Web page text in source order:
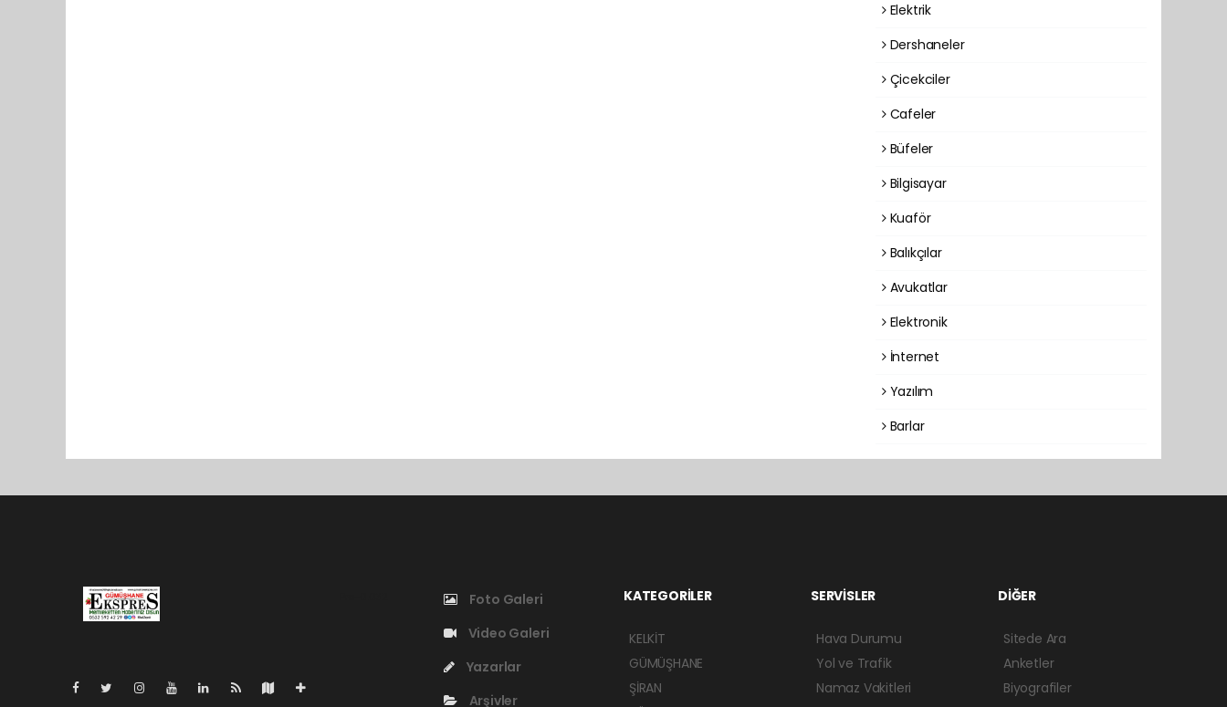
Elektrik
Dershaneler
Çicekciler
Cafeler
Büfeler
Bilgisayar
Kuaför
Balıkçılar
Avukatlar
Elektronik
İnternet
Yazılım
Barlar
Foto Galeri
Video Galeri
Yazarlar
Arşivler
KATEGORİLER
KELKİT
GÜMÜŞHANE
ŞİRAN
SERVİSLER
Hava Durumu
Yol ve Trafik
Namaz Vakitleri
DİĞER
Sitede Ara
Anketler
Biyografiler